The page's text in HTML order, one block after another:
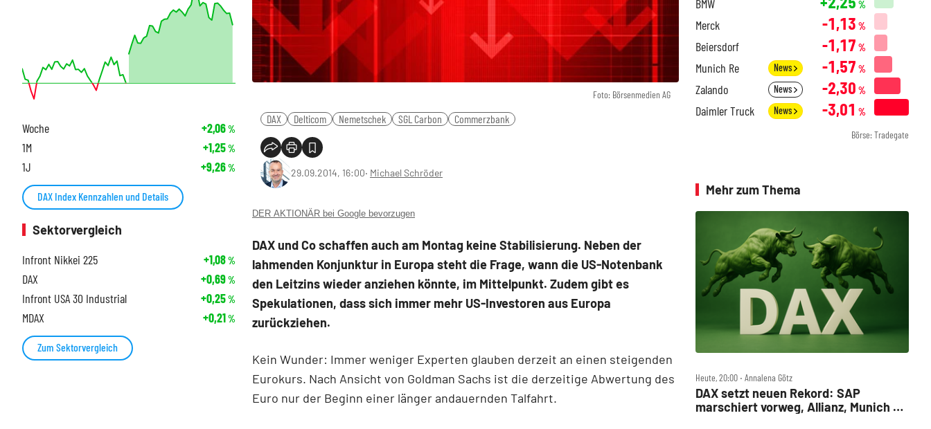
Foto: Börsenmedien AG
DAX Delticom Nemetschek SGL Carbon Commerzbank
29.09.2014, 16:00‧ Michael Schröder
DER AKTIONÄR bei Google bevorzugen
DAX und Co schaffen auch am Montag keine Stabilisierung. Neben der
lahmenden Konjunktur in Europa steht die Frage, wann die US-Notenbank
den Leitzins wieder anziehen könnte, im Mittelpunkt. Zudem gibt es
Spekulationen, dass sich immer mehr US-Investoren aus Europa
zurückziehen.
Kein Wunder: Immer weniger Experten glauben derzeit an einen steigenden
Eurokurs. Nach Ansicht von Goldman Sachs ist die derzeitige Abwertung des
Euro nur der Beginn einer länger andauernden Talfahrt.
Woche +2,06%
1M +1,25%
1J +9,26%
DAX Index Kennzahlen und Details
Sektorvergleich
Infront Nikkei 225
+1,08%
DAX +0,69%
Infront USA 30 Industrial +0,25%
MDAX +0,21%
Zum Sektorvergleich
BMW %
Merck -1,13 %
Beiersdorf -1,17 %
Munich Re News -1,57 %
Zalando News -2,30 %
Daimler Truck News -3,01 %
Börse: Tradegate
Mehr zum Thema
Heute, 20:00 ‧ Annalena Götz
DAX setzt neuen Rekord: SAP
marschiert vorweg, Allianz, Munich Re